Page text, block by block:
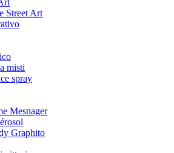
Street Art
misti
spray
Mesnager
Graphito